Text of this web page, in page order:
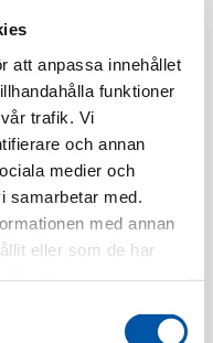
att anpassa innehållet
funktioner
trafik. Vi
och annan
medier och
samarbetar med.
med annan
eller som de har